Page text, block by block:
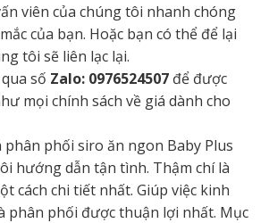
viên của chúng tôi nhanh chóng
của bạn. Hoặc bạn có thể để lại
tôi sẽ liên lạc lại.
số Zalo: 0976524507 để được
mọi chính sách về giá dành cho
phối siro ăn ngon Baby Plus
hướng dẫn tận tình. Thậm chí là
cách chi tiết nhất. Giúp việc kinh
phân phối được thuận lợi nhất. Mục